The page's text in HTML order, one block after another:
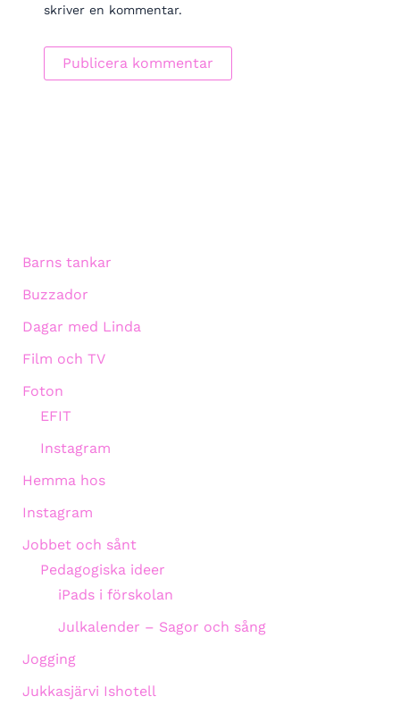
skriver en kommentar.
Barns tankar
Buzzador
Dagar med Linda
Film och TV
Foton
EFIT
Instagram
Hemma hos
Instagram
Jobbet och sånt
Pedagogiska ideer
iPads i förskolan
Julkalender – Sagor och sång
Jogging
Jukkasjärvi Ishotell